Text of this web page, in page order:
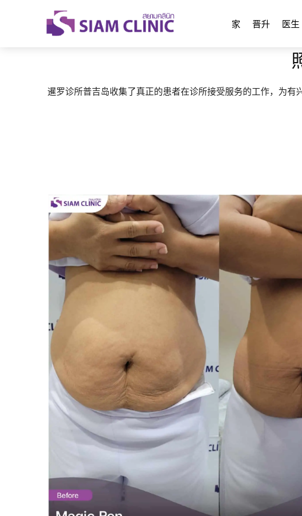
家 晋升 医生
暹罗诊所普吉岛收集了真正的患者在诊所接受服务的工作，为